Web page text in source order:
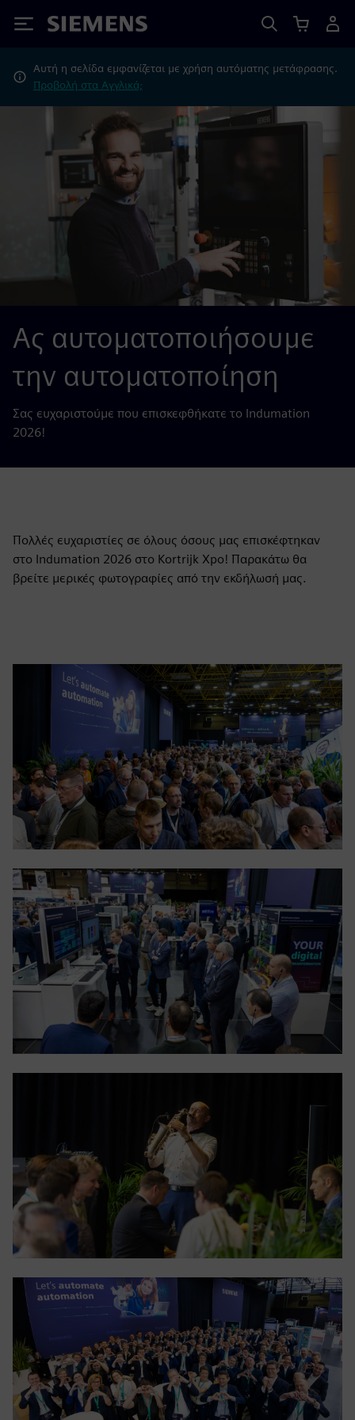
Siemens
Αυτή η σελίδα εμφανίζεται με χρήση αυτόματης μετάφρασης.
Προβολή στα Αγγλικά;
Ας αυτοματοποιήσουμε
την αυτοματοποίηση
Σας ευχαριστούμε που επισκεφθήκατε το Indumation
2026!
Πολλές ευχαριστίες σε όλους όσους μας επισκέφτηκαν
στο Indumation 2026 στο Kortrijk Xpo! Παρακάτω θα
βρείτε μερικές φωτογραφίες από την εκδήλωσή μας.